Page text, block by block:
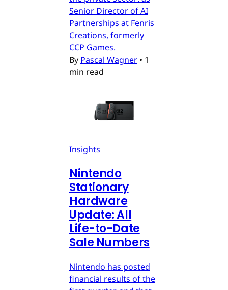
Senior Director of AI
Partnerships at Fenris
Creations, formerly
CCP Games.
By Pascal Wagner • 1
min read
Insights
Nintendo
Stationary
Hardware
Update: All
Life-to-Date
Sale Numbers
Nintendo has posted
financial results of the